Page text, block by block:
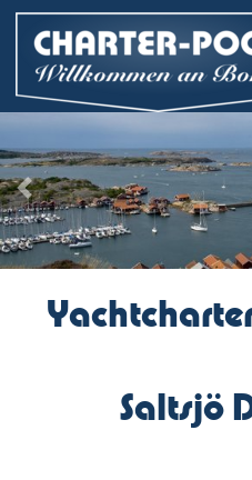
Previous
Saltsjö